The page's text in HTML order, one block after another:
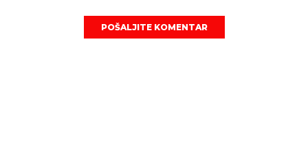
POŠALJITE KOMENTAR